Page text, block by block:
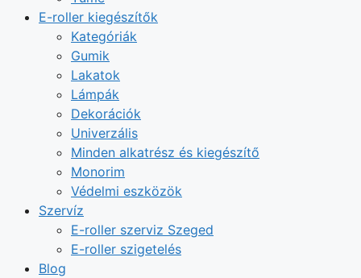
E-roller kiegészítők
Kategóriák
Gumik
Lakatok
Lámpák
Dekorációk
Univerzális
Minden alkatrész és kiegészítő
Monorim
Védelmi eszközök
Szervíz
E-roller szerviz Szeged
E-roller szigetelés
Blog